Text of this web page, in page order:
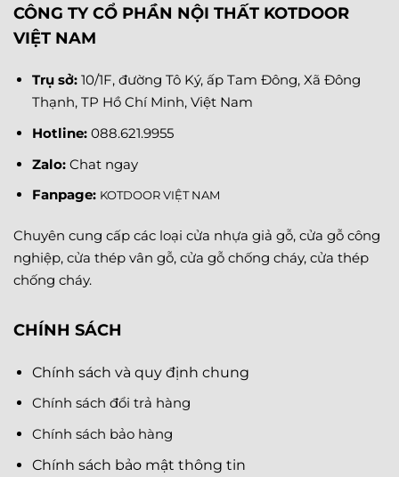
CÔNG TY CỔ PHẦN NỘI THẤT KOTDOOR
VIỆT NAM
Trụ sở: 10/1F, đường Tô Ký, ấp Tam Đông, Xã Đông
Thạnh, TP Hồ Chí Minh, Việt Nam
Hotline: 088.621.9955
Zalo: Chat ngay
Fanpage: KOTDOOR VIỆT NAM
Chuyên cung cấp các loại cửa nhựa giả gỗ, cửa gỗ công
nghiệp, cửa thép vân gỗ, cửa gỗ chống cháy, cửa thép
chống cháy.
CHÍNH SÁCH
Chính sách và quy định chung
Chính sách đổi trả hàng
Chính sách bảo hàng
Chính sách bảo mật thông tin